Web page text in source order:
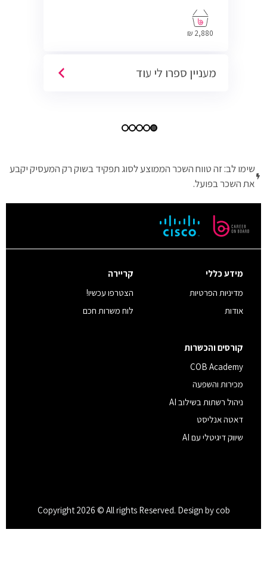
2,880 ₪
מעניין ספרו לי עוד
שימו לב: זה טווח השכר הממוצע לסוג תפקיד בשוק רק המעסיק יקבע
את השכר בפועל.
מידע כללי
מדיניות הפרטיות
אודות
קריירה
הצטרפו עכשיו!
לוח משרות חכם
קורסים והכשרות
COB Academy
מכירות והשפעה
ניהול רשתות בשילוב AI
דאטה אנליסט
שיווק דיגיטלי עם AI
Copyright 2026 © All rights Reserved. Design by cob